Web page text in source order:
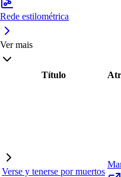
Rede estilométrica
Ver mais
Título
Verse y tenerse por muertos